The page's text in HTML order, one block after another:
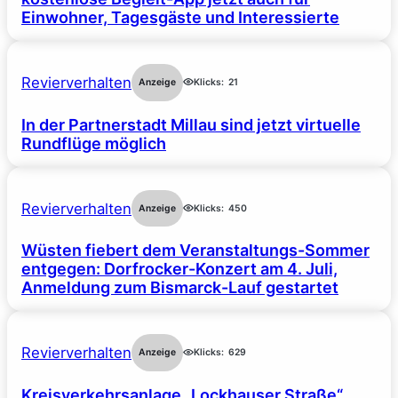
Einwohner, Tagesgäste und Interessierte
Revierverhalten Anzeige Klicks: 21
In der Partnerstadt Millau sind jetzt virtuelle
Rundflüge möglich
Revierverhalten Anzeige Klicks: 450
Wüsten fiebert dem Veranstaltungs-Sommer
entgegen: Dorfrocker-Konzert am 4. Juli,
Anmeldung zum Bismarck-Lauf gestartet
Revierverhalten Anzeige Klicks: 629